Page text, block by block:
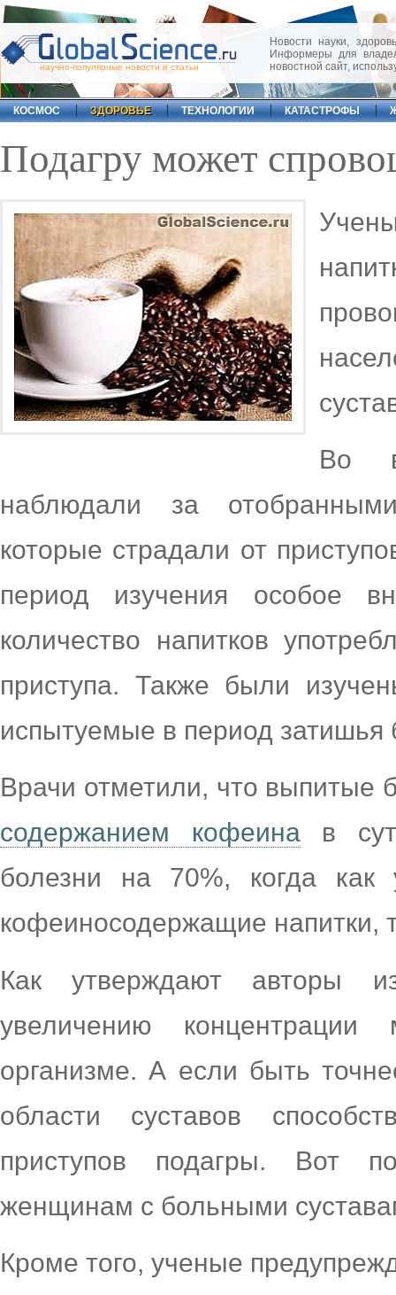
научно-популярные новости и статьи
Новости науки,
Информеры для
новостной сайт,
КОСМОС ЗДОРОВЬЕ ТЕХНОЛОГИИ КАТАСТРОФЫ
Подагру может
Во
наблюдали за
которые страдали от
период изучения особое
количество напитков
приступа. Также были
испытуемые в период затишья
Врачи отметили, что выпитые
содержанием кофеинав
болезни на 70%, когда как
кофеиносодержащие напитки,
Как утверждают авторы
увеличению
организме. А если быть
области суставов
приступов подагры. Вот
женщинам с больными
Кроме того, ученые